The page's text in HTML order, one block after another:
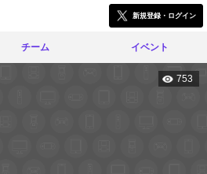
新規登録・ログイン
チーム イベント
753